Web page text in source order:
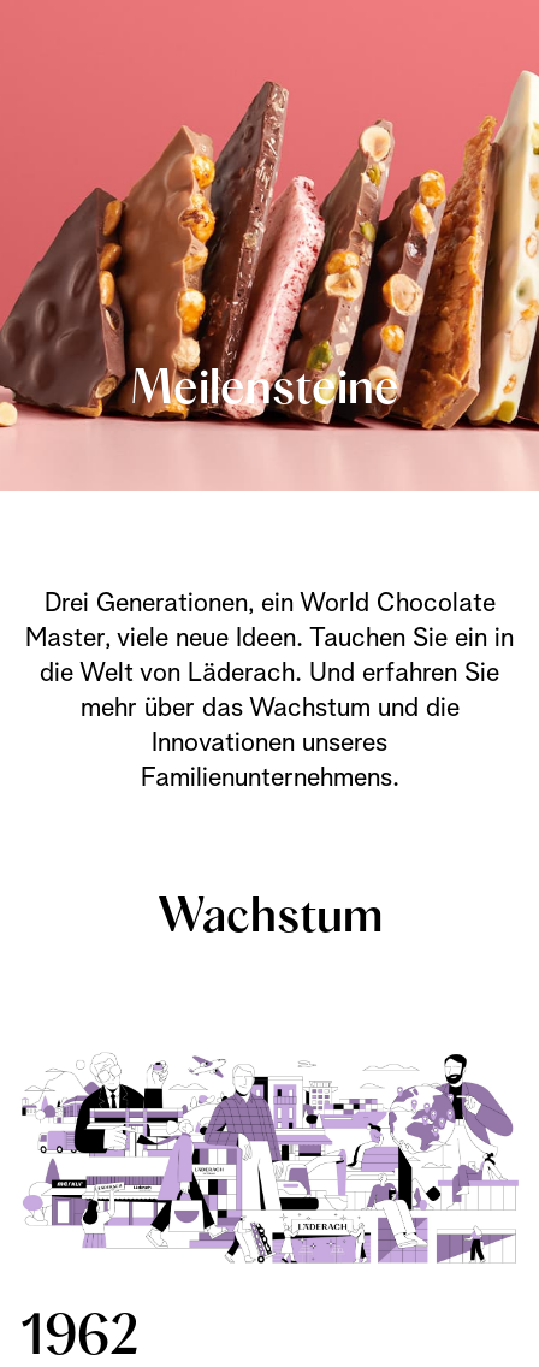
Meilensteine
Drei Generationen, ein World Chocolate
Master, viele neue Ideen. Tauchen Sie ein in
die Welt von Läderach. Und erfahren Sie
mehr über das Wachstum und die
Innovationen unseres
Familienunternehmens.
Wachstum
1962